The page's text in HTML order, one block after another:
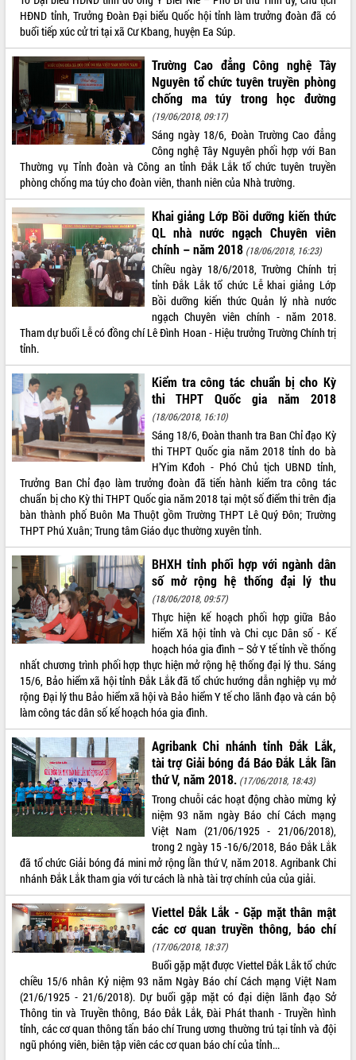
Tháo gỡ những vướng mắc, đẩy mạnh
công tác cải cách thủ tục hành chính
tại Trung tâm Phục vụ hành chính
công tỉnh
Đắk Lắk: Tôn vinh 46 giải pháp tại Hội
thi Sáng tạo Kỹ thuật 2024 - 2025
Đắk Lắk rà soát, điều chỉnh Đề án 190
về phát triển nuôi trồng thủy sản
Trương Công Thái kiểm tra thực địa
Dự án cao tốc Khánh Hòa - Buôn Ma
Thuột
Định vị cà phê Việt Nam như một “di
sản sống” trong dòng chảy toàn cầu
Xây dựng nông thôn mới: Nâng cao đời
sống người dân từ những mô hình thiết
thực
Quyết liệt tháo gỡ vướng mắc, đẩy
nhanh tiến độ các dự án trọng điểm
trong Khu kinh tế Nam Phú Yên
tồn biển
Lấy ý kiến điều chỉnh Quy hoạch tỉnh
Đắk Lắk thời kỳ 2021-2030, tầm nhìn
đến năm 2050
Phát động chiến dịch 30 ngày đêm
giải phóng mặt bằng Tuyến đường bộ
ven biển
Đắk Lắk nỗ lực thúc đẩy tăng trưởng
kinh tế từ 10% trở lên trong Quý
II/2026
Đắk Lắk ký kết thỏa thuận hợp tác về
chuyển đổi số giai đoạn 2026 – 2030
với Tập đoàn Bưu chính Viễn thông
Việt Nam
Thứ trưởng Bộ Y tế làm việc với tỉnh
Đắk Lắk về phát triển nhân lực y tế
Du lịch Đắk Lắk nâng tầm trải nghiệm
du khách thông qua Hệ thống cơ sở dữ
liệu và Bản đồ số
Tập huấn ứng dụng trí tuệ nhân tạo (AI)
trong thương mại điện tử năm 2026
Đoàn đại biểu Quốc hội tỉnh Đắk Lắk
trao đổi thông tin trước Kỳ họp thứ
nhất, Quốc hội khóa XVI
Quyết liệt cải cách hành chính, khơi
thông nguồn lực phát triển
tỉnh thông qua hiện đại hóa hành chính
Xã Ea Phê gắn cải cách hành chính với
chuyển đổi số
Phó Chủ tịch Thường trực UBND tỉnh
Hồ Thị Nguyên Thảo làm việc tại Trung
tâm Phục vụ hành chính công xã Ea
Xây dựng nền hành chính số đồng
hành cùng nông dân dân, doanh nghiệp
Giai đoạn 2026-2030, Đắk Lắk phấn
đấu có 77% xã đạt chuẩn nông thôn
mới
HĐND tỉnh, Trưởng Đoàn Đại biểu Quốc hội tỉnh làm trưởng đoàn đã có
buổi tiếp xúc cử tri tại xã Cư Kbang, huyện Ea Súp.
Trường Cao đẳng Công nghệ Tây
Nguyên tổ chức tuyên truyền phòng
chống ma túy trong học đường
(19/06/2018, 09:17)
Sáng ngày 18/6, Đoàn Trường Cao đẳng
Công nghệ Tây Nguyên phối hợp với Ban
Thường vụ Tỉnh đoàn và Công an tỉnh Đắk Lắk tổ chức tuyên truyền
phòng chống ma túy cho đoàn viên, thanh niên của Nhà trường.
Khai giảng Lớp Bồi dưỡng kiến thức
QL nhà nước ngạch Chuyên viên
chính – năm 2018 (18/06/2018, 16:23)
Chiều ngày 18/6/2018, Trường Chính trị
tỉnh Đắk Lắk tổ chức Lễ khai giảng Lớp
Bồi dưỡng kiến thức Quản lý nhà nước
ngạch Chuyên viên chính - năm 2018.
Tham dự buổi Lễ có đồng chí Lê Đình Hoan - Hiệu trưởng Trường Chính trị
tỉnh.
Kiểm tra công tác chuẩn bị cho Kỳ
thi THPT Quốc gia năm 2018
(18/06/2018, 16:10)
Sáng 18/6, Đoàn thanh tra Ban Chỉ đạo Kỳ
thi THPT Quốc gia năm 2018 tỉnh do bà
H’Yim Kđoh - Phó Chủ tịch UBND tỉnh,
Trưởng Ban Chỉ đạo làm trưởng đoàn đã tiến hành kiểm tra công tác
chuẩn bị cho Kỳ thi THPT Quốc gia năm 2018 tại một số điểm thi trên địa
bàn thành phố Buôn Ma Thuột gồm Trường THPT Lê Quý Đôn; Trường
THPT Phú Xuân; Trung tâm Giáo dục thường xuyên tỉnh.
BHXH tỉnh phối hợp với ngành dân
số mở rộng hệ thống đại lý thu
(18/06/2018, 09:57)
Thực hiện kế hoạch phối hợp giữa Bảo
hiểm Xã hội tỉnh và Chi cục Dân số - Kế
hoạch hóa gia đình – Sở Y tế tỉnh về thống
nhất chương trình phối hợp thực hiện mở rộng hệ thống đại lý thu. Sáng
15/6, Bảo hiểm xã hội tỉnh Đắk Lắk đã tổ chức hướng dẫn nghiệp vụ mở
rộng Đại lý thu Bảo hiểm xã hội và Bảo hiểm Y tế cho lãnh đạo và cán bộ
làm công tác dân số kế hoạch hóa gia đình.
Agribank Chi nhánh tỉnh Đắk Lắk,
tài trợ Giải bóng đá Báo Đắk Lắk lần
thứ V, năm 2018. (17/06/2018, 18:43)
Trong chuỗi các hoạt động chào mừng kỷ
niệm 93 năm ngày Báo chí Cách mạng
Việt Nam (21/06/1925 - 21/06/2018),
trong 2 ngày 15 -16/6/2018, Báo Đắk Lắk
đã tổ chức Giải bóng đá mini mở rộng lần thứ V, năm 2018. Agribank Chi
nhánh Đắk Lắk tham gia với tư cách là nhà tài trợ chính của của giải.
Viettel Đắk Lắk - Gặp mặt thân mật
các cơ quan truyền thông, báo chí
(17/06/2018, 18:37)
Buổi gặp mặt được Viettel Đắk Lắk tổ chức
chiều 15/6 nhân Kỷ niệm 93 năm Ngày Báo chí Cách mạng Việt Nam
(21/6/1925 - 21/6/2018). Dự buổi gặp mặt có đại diện lãnh đạo Sở
Thông tin và Truyền thông, Báo Đắk Lắk, Đài Phát thanh - Truyền hình
tỉnh, các cơ quan thông tấn báo chí Trung ương thường trú tại tỉnh và đội
ngũ phóng viên, biên tập viên các cơ quan báo chí của tỉnh...